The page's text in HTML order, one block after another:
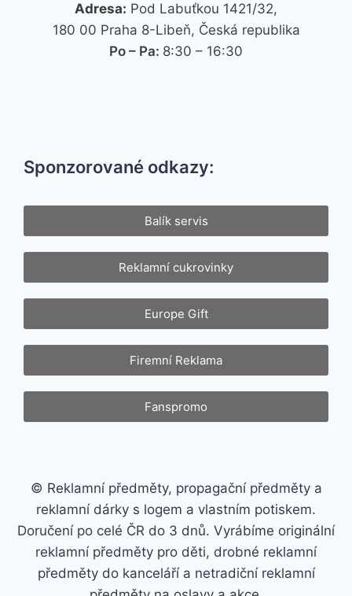
Adresa: Pod Labuťkou 1421/32,
180 00 Praha 8-Libeň, Česká republika
Po – Pa: 8:30 – 16:30
Sponzorované odkazy:
Balík servis
Reklamní cukrovinky
Europe Gift
Firemní Reklama
Fanspromo
© Reklamní předměty, propagační předměty a
reklamní dárky s logem a vlastním potiskem.
Doručení po celé ČR do 3 dnů. Vyrábíme originální
reklamní předměty pro děti, drobné reklamní
předměty do kanceláří a netradiční reklamní